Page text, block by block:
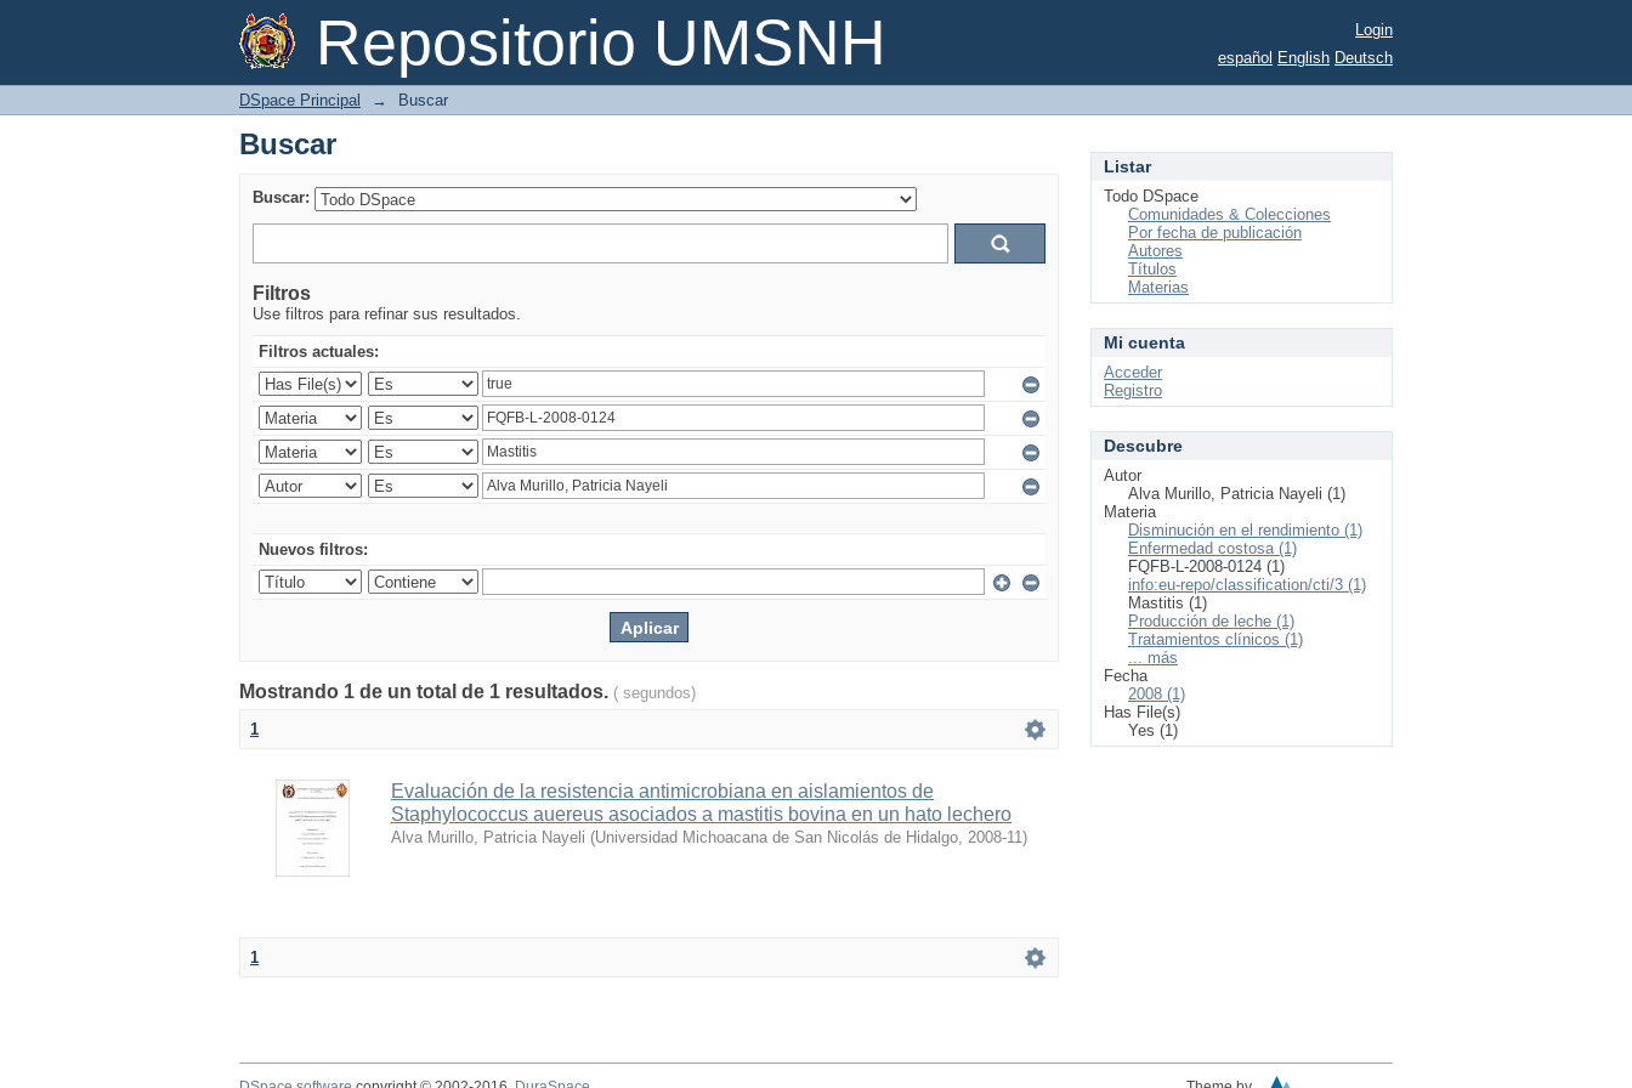
Repositorio UMSNH
Buscar
Login
español English Deutsch
DSpace Principal → Buscar
Buscar
Buscar:
Filtros
Use filtros para refinar sus resultados.
Filtros actuales:
Nuevos filtros:
Mostrando 1 de un total de 1 resultados. ( segundos)
1
Evaluación de la resistencia antimicrobiana en aislamientos de
Staphylococcus auereus asociados a mastitis bovina en un hato lechero
Alva Murillo, Patricia Nayeli (Universidad Michoacana de San Nicolás de Hidalgo, 2008-11)
1
Listar
Todo DSpace
Comunidades & Colecciones
Por fecha de publicación
Autores
Títulos
Materias
Mi cuenta
Acceder
Registro
Descubre
Autor
Alva Murillo, Patricia Nayeli (1)
Materia
Disminución en el rendimiento (1)
Enfermedad costosa (1)
FQFB-L-2008-0124 (1)
info:eu-repo/classification/cti/3 (1)
Mastitis (1)
Producción de leche (1)
Tratamientos clínicos (1)
... más
Fecha
2008 (1)
Has File(s)
Yes (1)